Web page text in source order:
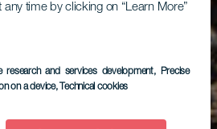
time by clicking on “Learn More”
research and services development, Precise
on a device, Technical cookies